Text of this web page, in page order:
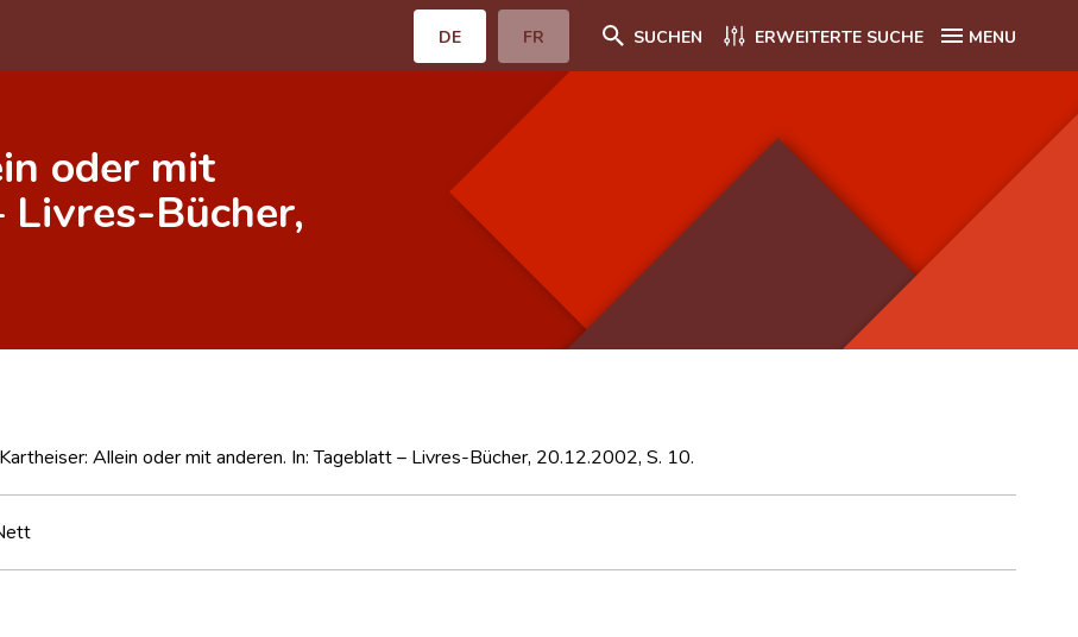
DE FR SUCHEN ERWEITERTE SUCHE MENU
oder mit
Livres-Bücher,
Allein oder mit anderen. In: Tageblatt – Livres-Bücher, 20.12.2002, S. 10.